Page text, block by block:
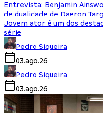
Entrevista: Benjamin
de dualidade de Daeron
Jovem ator é um dos
série
Pedro Siqueira
03.ago.26
Pedro Siqueira
03.ago.26